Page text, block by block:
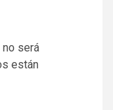
será
están